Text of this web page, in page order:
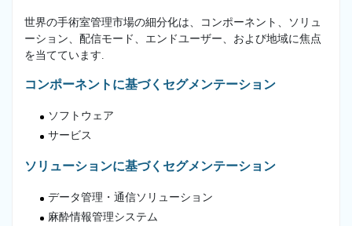
世界の手術室管理市場の細分化は、コンポーネント、ソリュ
ーション、配信モード、エンドユーザー、および地域に焦点
を当てています.
コンポーネントに基づくセグメンテーション
ソフトウェア
サービス
ソリューションに基づくセグメンテーション
データ管理・通信ソリューション
麻酔情報管理システム